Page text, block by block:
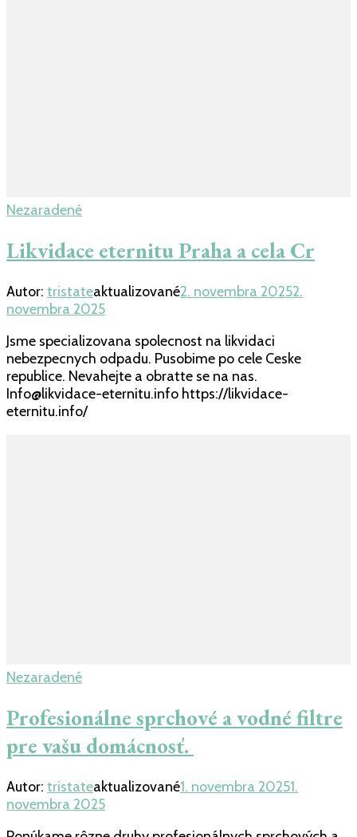
Nezaradené
Likvidace eternitu Praha a cela Cr
Autor: tristateaktualizované2. novembra 20252.
novembra 2025
Jsme specializovana spolecnost na likvidaci
nebezpecnych odpadu. Pusobime po cele Ceske
republice. Nevahejte a obratte se na nas.
Info@likvidace-eternitu.info https://likvidace-
eternitu.info/
Nezaradené
Profesionálne sprchové a vodné filtre
pre vašu domácnosť.
Autor: tristateaktualizované1. novembra 20251.
novembra 2025